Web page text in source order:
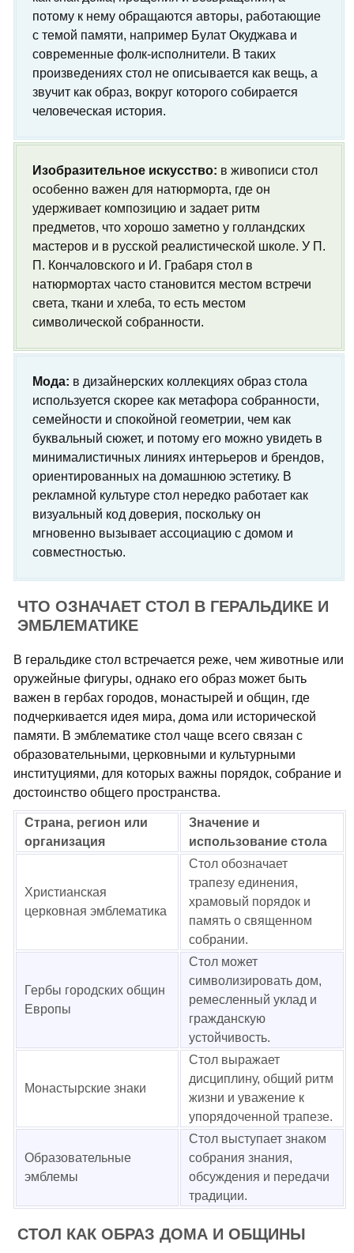
потому к нему обращаются авторы, работающие
с темой памяти, например Булат Окуджава и
современные фолк-исполнители. В таких
произведениях стол не описывается как вещь, а
звучит как образ, вокруг которого собирается
человеческая история.
Изобразительное искусство: в живописи стол
особенно важен для натюрморта, где он
удерживает композицию и задает ритм
предметов, что хорошо заметно у голландских
мастеров и в русской реалистической школе. У П.
П. Кончаловского и И. Грабаря стол в
натюрмортах часто становится местом встречи
света, ткани и хлеба, то есть местом
символической собранности.
Мода: в дизайнерских коллекциях образ стола
используется скорее как метафора собранности,
семейности и спокойной геометрии, чем как
буквальный сюжет, и потому его можно увидеть в
минималистичных линиях интерьеров и брендов,
ориентированных на домашнюю эстетику. В
рекламной культуре стол нередко работает как
визуальный код доверия, поскольку он
мгновенно вызывает ассоциацию с домом и
совместностью.
ЧТО ОЗНАЧАЕТ СТОЛ В ГЕРАЛЬДИКЕ И
ЭМБЛЕМАТИКЕ
В геральдике стол встречается реже, чем животные или
оружейные фигуры, однако его образ может быть
важен в гербах городов, монастырей и общин, где
подчеркивается идея мира, дома или исторической
памяти. В эмблематике стол чаще всего связан с
образовательными, церковными и культурными
институциями, для которых важны порядок, собрание и
достоинство общего пространства.
Страна, регион или
организация
Значение и
использование стола
Христианская
церковная эмблематика
Стол обозначает
трапезу единения,
храмовый порядок и
память о священном
собрании.
Гербы городских общин
Европы
Стол может
символизировать дом,
ремесленный уклад и
гражданскую
устойчивость.
Монастырские знаки
Стол выражает
дисциплину, общий ритм
жизни и уважение к
упорядоченной трапезе.
Образовательные
эмблемы
Стол выступает знаком
собрания знания,
обсуждения и передачи
традиции.
СТОЛ КАК ОБРАЗ ДОМА И ОБЩИНЫ